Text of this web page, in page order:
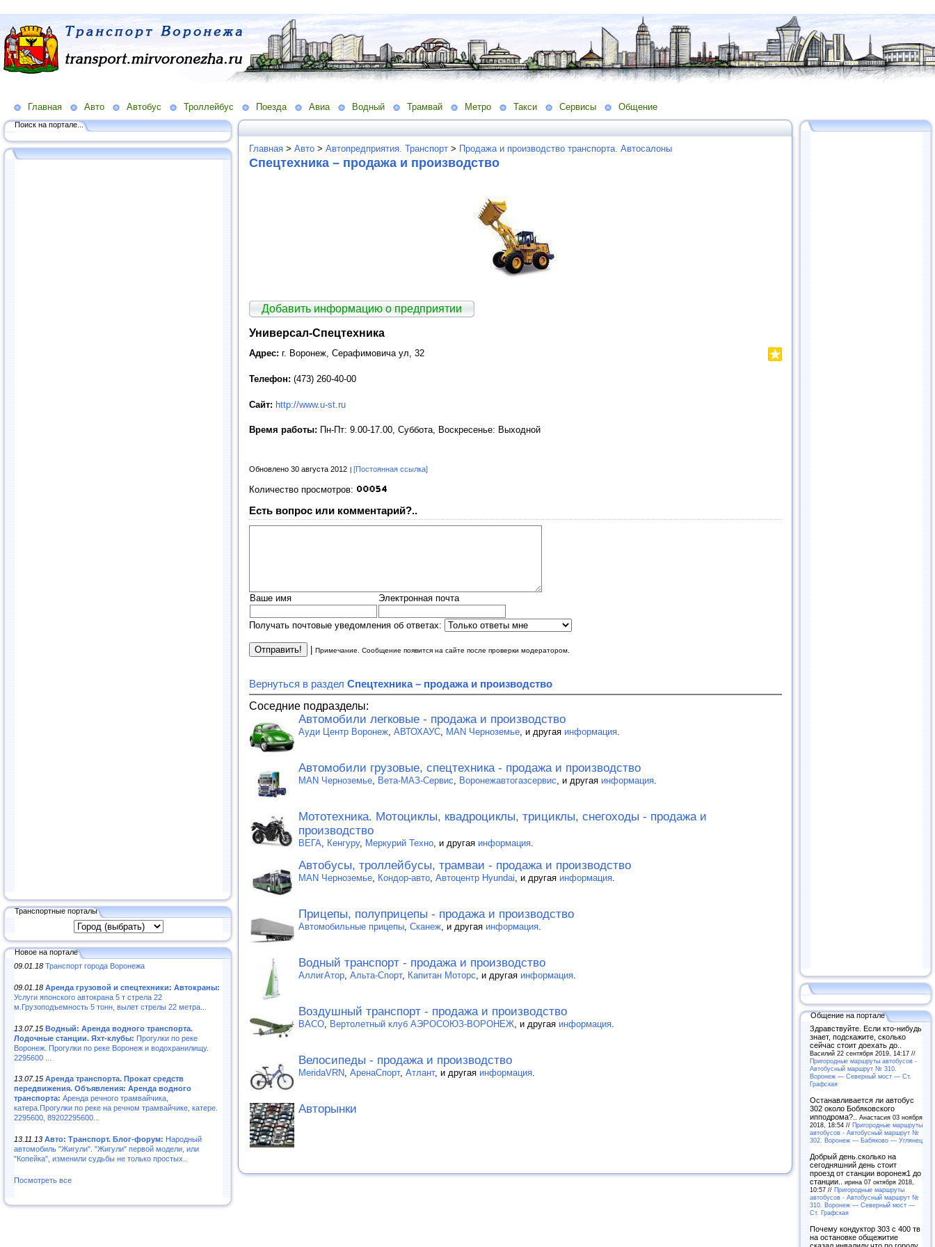
Главная Авто Автобус Троллейбус Поезда Авиа Водный Трамвай Метро Такси Сервисы Общение
Поиск на портале...
Транспортные порталы
Новое на портале
09.01.18 Транспорт города Воронежа
09.01.18 Аренда грузовой и спецтехники: Автокраны:
Услуги японского автокрана 5 т стрела 22
м.Грузоподъемность 5 тонн, вылет стрелы 22 метра...
13.07.15 Водный: Аренда водного транспорта.
Лодочные станции. Яхт-клубы: Прогулки по реке
Воронеж. Прогулки по реке Воронеж и водохранилищу.
2295600 ...
13.07.15 Аренда транспорта. Прокат средств
передвижения. Объявления: Аренда водного
транспорта: Аренда речного трамвайчика,
катера.Прогулки по реке на речном трамвайчике, катере.
2295600, 89202295600...
13.11.13 Авто: Транспорт. Блог-форум: Народный
автомобиль "Жигули". "Жигули" первой модели, или
"Копейка", изменили судьбы не только простых..
Посмотреть все
Главная > Авто > Автопредприятия. Транспорт > Продажа и производство транспорта. Автосалоны
Спецтехника – продажа и производство
Добавить информацию о предприятии
Универсал-Спецтехника
Адрес: г. Воронеж, Серафимовича ул, 32
Телефон: (473) 260-40-00
Сайт: http://www.u-st.ru
Время работы: Пн-Пт: 9.00-17.00, Суббота, Воскресенье: Выходной
Обновлено 30 августа 2012 [Постоянная ссылка]
Количество просмотров:
Есть вопрос или комментарий?..
Ваше имя Электронная почта
Получать почтовые уведомления об ответах:
| Примечание. Сообщение появится на сайте после проверки модератором.
Вернуться в раздел Спецтехника – продажа и производство
Соседние подразделы:
Автомобили легковые - продажа и производство
Ауди Центр Воронеж АВТОХАУС MAN Черноземье , и другая информация
Автомобили грузовые, спецтехника - продажа и производство
MAN Черноземье Вета-МАЗ-Сервис Воронежавтогазсервис , и другая информация
Мототехника. Мотоциклы, квадроциклы, трициклы, снегоходы - продажа и
производство
ВЕГА Кенгуру, Меркурий Техно , и другая информация
Автобусы, троллейбусы, трамваи - продажа и производство
MAN Черноземье Кондор-авто Автоцентр Hyundai , и другая информация
Прицепы, полуприцепы - продажа и производство
Автомобильные прицепы Сканеж , и другая информация
Водный транспорт - продажа и производство
АллигАтор Альта-Спорт, Капитан Моторс , и другая информация
Воздушный транспорт - продажа и производство
ВАСО Вертолетный клуб АЭРОСОЮЗ-ВОРОНЕЖ , и другая информация
Велосипеды - продажа и производство
MeridaVRN АренаСпорт, Атлант, и другая информация
Авторынки
Общение на портале
Здравствуйте. Если кто-нибудь
знает, подскажите, сколько
сейчас стоит доехать до..
Василий 22 сентября 2019, 14:17 //
Пригородные маршруты автобусов -
Автобусный маршрут № 310.
Воронеж — Северный мост — Ст.
Графская
Останавливается ли автобус
302 около Бобяковского
ипподрома?.. Анастасия 03 ноября
2018, 18:54 // Пригородные маршруты
автобусов - Автобусный маршрут №
302. Воронеж — Бабяково — Углянец
Добрый день.сколько на
сегодняшний день стоит
проезд от станции воронеж1 до
станции.. ирина 07 октября 2018,
10:57 // Пригородные маршруты
автобусов - Автобусный маршрут №
310. Воронеж — Северный мост —
Ст. Графская
Почему кондуктор 303 с 400 тв
на остановке общежитие